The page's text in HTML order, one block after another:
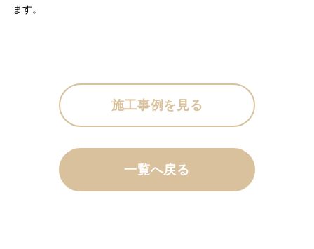
ます。
施工事例を見る
一覧へ戻る